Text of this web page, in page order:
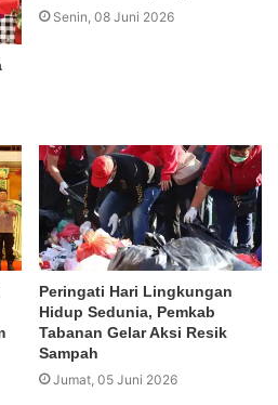
Senin, 08 Juni 2026
Peringati Hari Lingkungan
Hidup Sedunia, Pemkab
Tabanan Gelar Aksi Resik
Sampah
Jumat, 05 Juni 2026